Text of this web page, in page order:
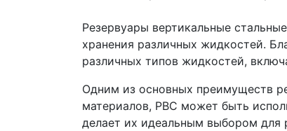
Резервуары вертикальные
хранения различных жидкостей.
различных типов жидкостей,
Одним из основных преимуществ
материалов, РВС может быть
делает их идеальным выбором для